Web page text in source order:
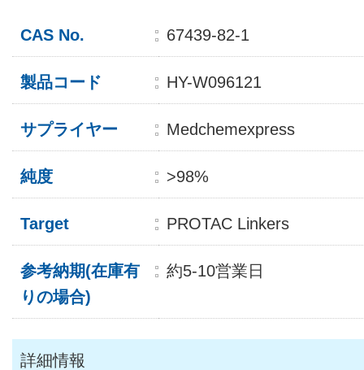
CAS No. 67439-82-1
製品コード HY-W096121
サプライヤー Medchemexpress
純度 >98%
Target PROTAC Linkers
参考納期(在庫有
りの場合)
約5-10営業日
詳細情報